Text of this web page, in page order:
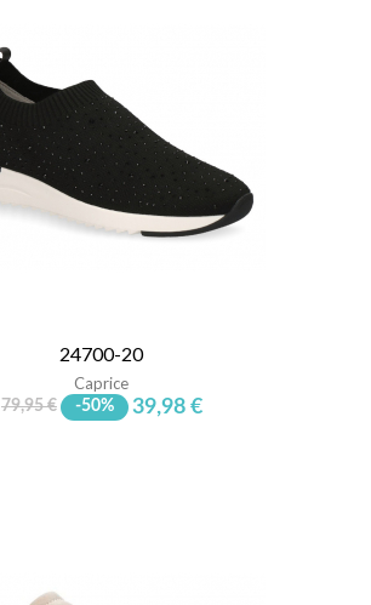
24700-20
Caprice
79,95 € -50% 39,98 €